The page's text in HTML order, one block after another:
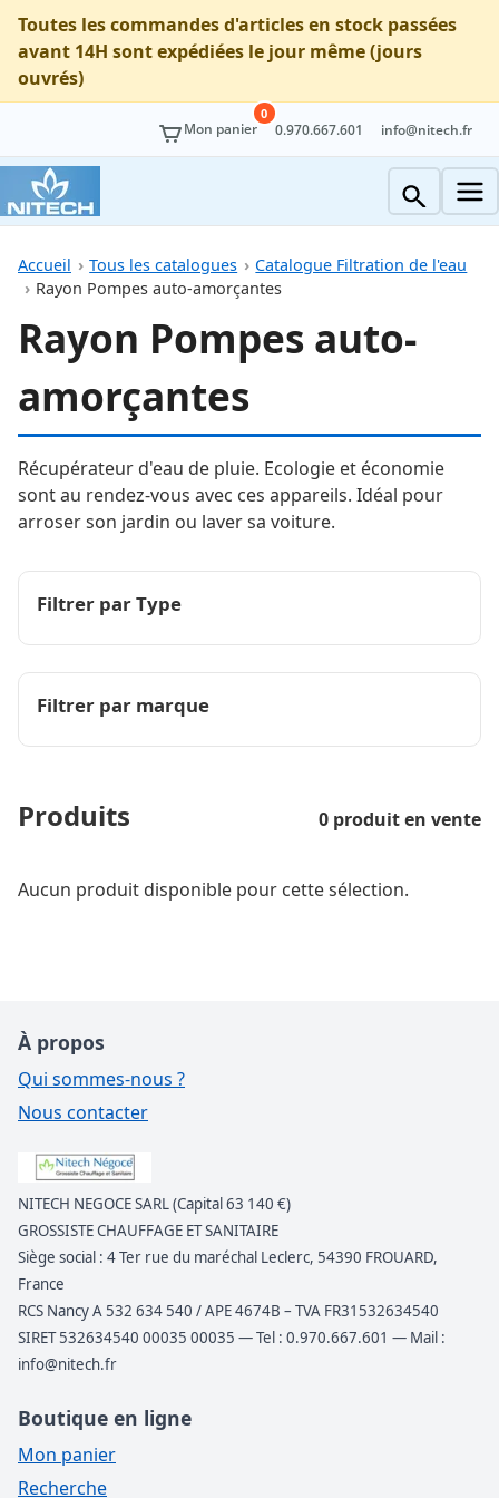
Toutes les commandes d'articles en stock passées
avant 14H sont expédiées le jour même (jours
ouvrés)
Mon panier
0
0.970.667.601 info@nitech.fr
Accueil Tous les catalogues
Catalogue Filtration de l'eau
Rayon Pompes auto-amorçantes
Rayon Pompes auto-
amorçantes
Récupérateur d'eau de pluie. Ecologie et économie
sont au rendez-vous avec ces appareils. Idéal pour
arroser son jardin ou laver sa voiture.
Filtrer par Type
Filtrer par marque
Produits 0 produit en vente
Aucun produit disponible pour cette sélection.
À propos
Qui sommes-nous ?
Nous contacter
NITECH NEGOCE SARL (Capital 63 140 €)
GROSSISTE CHAUFFAGE ET SANITAIRE
Siège social : 4 Ter rue du maréchal Leclerc, 54390 FROUARD,
France
RCS Nancy A 532 634 540 / APE 4674B – TVA FR31532634540
SIRET 532634540 00035 00035 — Tel : 0.970.667.601 — Mail :
info@nitech.fr
Boutique en ligne
Mon panier
Recherche